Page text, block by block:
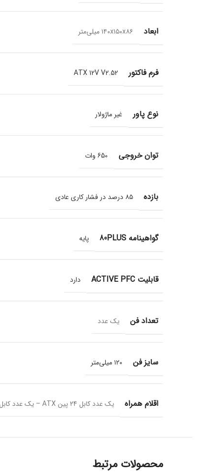
ابعاد ۱۴۰x۱۵۰x۸۶ میلی‌متر
فرم فاکتور ATX 12V V2.52
نوع پاور غیر ماژولار
توان خروجی 650 وات
بازده ۸۵ درصد در فشار کاری عادی
گواهینامه 80PLUS پایه
قابلیت ACTIVE PFC دارد
تعداد فن یک عدد
سایز فن ۱۲۰ میلی‌متر
اقلام همراه یک عدد کابل 24 پین ATX – یک عدد کابل دوتایی ۴+۴ و ۸ پین ESP – دو عدد کابل سه‌تایی SATA – یک عدد کابل سه‌تایی ۴ پین Molex – دو
محصولات مرتبط